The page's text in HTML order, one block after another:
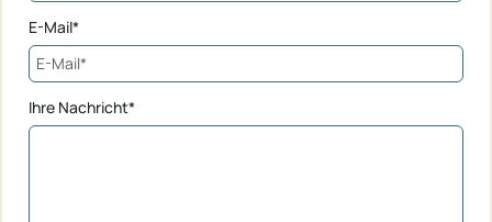
E-Mail*
Ihre Nachricht*